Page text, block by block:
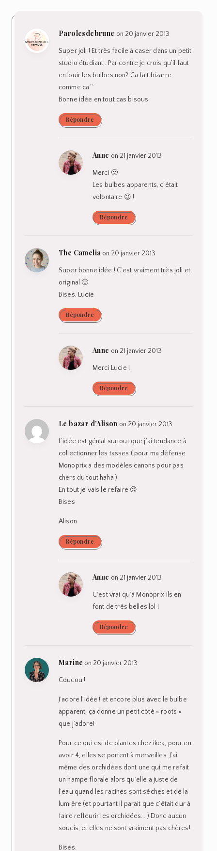
Parolesdebrune on 20 janvier 2013
Super joli ! Et très facile à caser dans un petit
studio étudiant . Par contre je crois qu’il faut
enfouir les bulbes non? Ca fait bizarre
comme ca^^
Bonne idée en tout cas bisous
Répondre
Anne on 21 janvier 2013
Merci 🙂
Les bulbes apparents, c’était
volontaire 😉 !
Répondre
The Camelia on 20 janvier 2013
Super bonne idée ! C’est vraiment très joli et
original 🙂
Bises, Lucie
Répondre
Anne on 21 janvier 2013
Merci Lucie !
Répondre
Le bazar d'Alison on 20 janvier 2013
L’idée est génial surtout que j’ai tendance à
collectionner les tasses ( pour ma défense
Monoprix a des modèles canons pour pas
chers du tout haha )
En tout je vais le refaire 😉
Bises
Alison
Répondre
Anne on 21 janvier 2013
C’est vrai qu’à Monoprix ils en
font de très belles lol !
Répondre
Marine on 20 janvier 2013
Coucou !
J’adore l’idée ! et encore plus avec le bulbe
apparent, ça donne un petit côté « roots »
que j’adore!
Pour ce qui est de plantes chez ikea, pour en
avoir 4, elles se portent à merveilles. J’ai
même des orchidées dont une qui me refait
un hampe florale alors qu’elle a juste de
l’eau quand les racines sont sèches et de la
lumière (et pourtant il parait que c’était dur à
faire refleurir les orchidées… ) Donc aucun
soucis, et elles ne sont vraiment pas chères!
Bises.